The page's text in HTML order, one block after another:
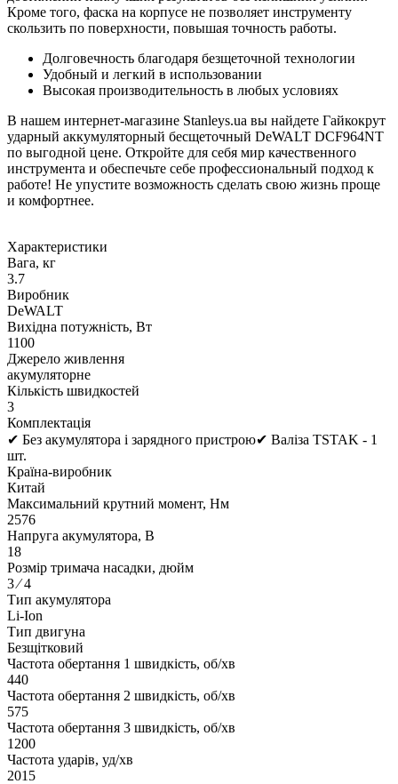
Кроме того, фаска на корпусе не позволяет инструменту
скользить по поверхности, повышая точность работы.
Долговечность благодаря безщеточной технологии
Удобный и легкий в использовании
Высокая производительность в любых условиях
В нашем интернет-магазине Stanleys.ua вы найдете Гайкокрут
ударный аккумуляторный бесщеточный DeWALT DCF964NT
по выгодной цене. Откройте для себя мир качественного
инструмента и обеспечьте себе профессиональный подход к
работе! Не упустите возможность сделать свою жизнь проще
и комфортнее.
Характеристики
Вага, кг
3.7
Виробник
DeWALT
Вихідна потужність, Вт
1100
Джерело живлення
акумуляторне
Кількість швидкостей
3
Комплектація
✔ Без акумулятора і зарядного пристрою✔ Валіза TSTAK - 1
шт.
Країна-виробник
Китай
Максимальний крутний момент, Нм
2576
Напруга акумулятора, В
18
Розмір тримача насадки, дюйм
3 ⁄ 4
Тип акумулятора
Li-Ion
Тип двигуна
Безщітковий
Частота обертання 1 швидкість, об/хв
440
Частота обертання 2 швидкість, об/хв
575
Частота обертання 3 швидкість, об/хв
1200
Частота ударів, уд/хв
2015